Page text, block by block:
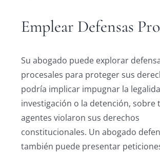
Emplear Defensas
Su abogado puede explorar
procesales para proteger sus
podría implicar impugnar la
investigación o la detención, sobre
agentes violaron sus derechos
constitucionales. Un abogado
también puede presentar